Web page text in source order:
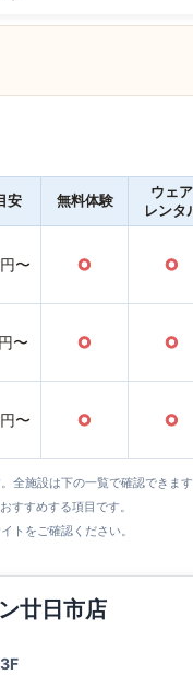
安 無料体験
ウェア
レンタ
〜 ○ ○
〜 ○ ○
〜 ○ ○
全施設は下の一覧で確認できます
すすめする項目です。
トをご確認ください。
廿日市店